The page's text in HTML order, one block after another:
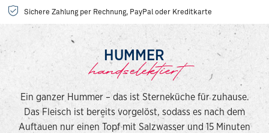
Sichere Zahlung per Rechnung, PayPal oder Kreditkarte
HUMMER
handselektiert
Ein ganzer Hummer – das ist Sterneküche für zuhause.
Das Fleisch ist bereits vorgelöst, sodass es nach dem
Auftauen nur einen Topf mit Salzwasser und 15 Minuten